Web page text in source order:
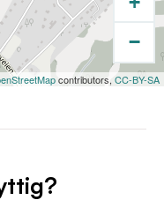
−
contributors, CC-BY-SA